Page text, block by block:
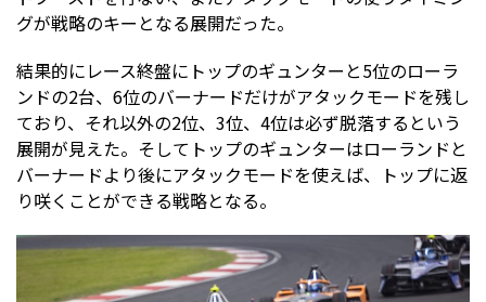
グが戦略のキーとなる展開だった。
結果的にレース終盤にトップのギュンターと5位のローラ
ンドの2台、6位のバーナードだけがアタックモードを残し
ており、それ以外の2位、3位、4位は必ず脱落するという
展開が見えた。そしてトップのギュンターはローランドと
バーナードより後にアタックモードを使えば、トップに返
り咲くことができる戦略となる。